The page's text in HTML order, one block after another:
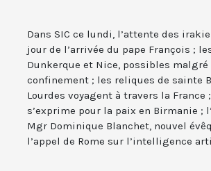
Dans SIC ce lundi, l’attente des
jour de l’arrivée du pape François ;
Dunkerque et Nice, possibles malgré
confinement ; les reliques de sainte
Lourdes voyagent à travers la France
s’exprime pour la paix en Birmanie ;
Mgr Dominique Blanchet, nouvel
l’appel de Rome sur l’intelligence